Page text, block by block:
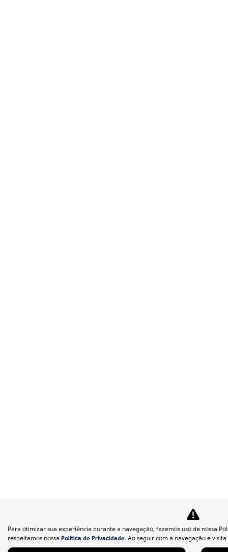
Para otimizar sua experiência durante a navegação, fazemos uso de nossa
respeitamos nossa Política de Privacidade. Ao seguir com a navegação e